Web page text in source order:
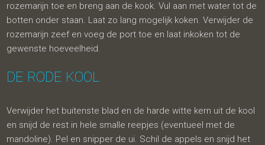
rozemarijn toe en breng aan de kook. Vul aan met water tot de
botten onder staan. Laat zo lang mogelijk koken. Verwijder de
rozemarijn zeef en voeg de port toe en laat inkoken tot de
gewenste hoeveelheid.
DE RODE KOOL
Verwijder het buitenste blad en de harde witte kern uit de kool
en snijd de rest in hele smalle reepjes (eventueel met de
mandoline). Pel en snipper de ui. Schil de appels en snijd het